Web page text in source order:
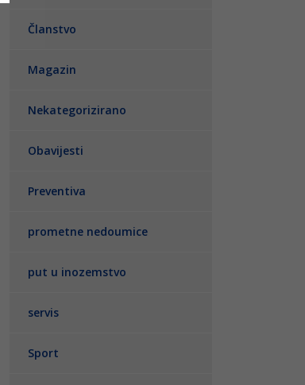
Članstvo
Magazin
Nekategorizirano
Obavijesti
Preventiva
prometne nedoumice
put u inozemstvo
servis
Sport